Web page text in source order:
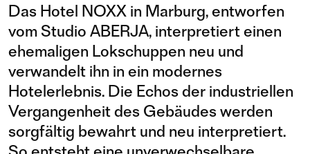
Das Hotel NOXX in Marburg, entworfen
vom Studio ABERJA, interpretiert einen
ehemaligen Lokschuppen neu und
verwandelt ihn in ein modernes
Hotelerlebnis. Die Echos der industriellen
Vergangenheit des Gebäudes werden
sorgfältig bewahrt und neu interpretiert.